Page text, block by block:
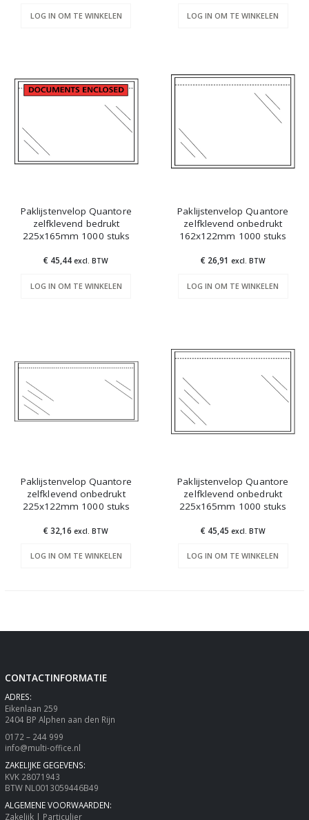
LOG IN OM TE WINKELEN LOG IN OM TE WINKELEN
Paklijstenvelop Quantore
zelfklevend bedrukt
225x165mm 1000 stuks
€ 45,44excl. BTW
LOG IN OM TE WINKELEN
Paklijstenvelop Quantore
zelfklevend onbedrukt
162x122mm 1000 stuks
€ 26,91 excl. BTW
LOG IN OM TE WINKELEN
Paklijstenvelop Quantore
zelfklevend onbedrukt
225x122mm 1000 stuks
€ 32,16excl. BTW
LOG IN OM TE WINKELEN
Paklijstenvelop Quantore
zelfklevend onbedrukt
225x165mm 1000 stuks
€ 45,45 excl. BTW
LOG IN OM TE WINKELEN
CONTACTINFORMATIE
ADRES:
Eikenlaan 259
2404 BP Alphen aan den Rijn
0172 – 244 999
info@multi-office.nl
ZAKELIJKE GEGEVENS:
KVK 28071943
BTW NL0013059446B49
ALGEMENE VOORWAARDEN:
Zakelijk| Particulier